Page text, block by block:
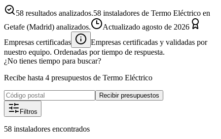
58 resultados analizados.58 instaladores de Termo Eléctrico en
Getafe (Madrid) analizados.
Actualizado agosto de 2026
Empresas certificadas
Empresas certificadas y validadas por
nuestro equipo. Ordenadas por tiempo de respuesta.
¿No tienes tiempo para buscar?
Recibe hasta 4 presupuestos de Termo Eléctrico
Recibir presupuestos
Filtros
58 instaladores encontrados